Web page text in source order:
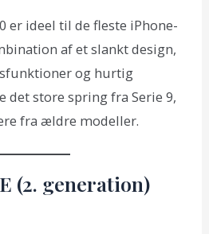
er ideel til de fleste iPhone-
af et slankt design,
og hurtig
det store spring fra Serie 9,
fra ældre modeller.
(2. generation)